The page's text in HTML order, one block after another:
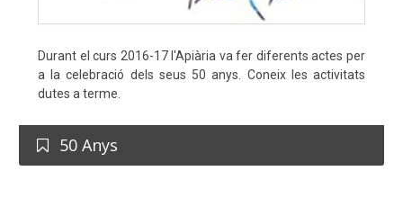
Durant el curs 2016-17 l'Apiària va fer diferents actes per
a la celebració dels seus 50 anys. Coneix les activitats
dutes a terme.
50 Anys